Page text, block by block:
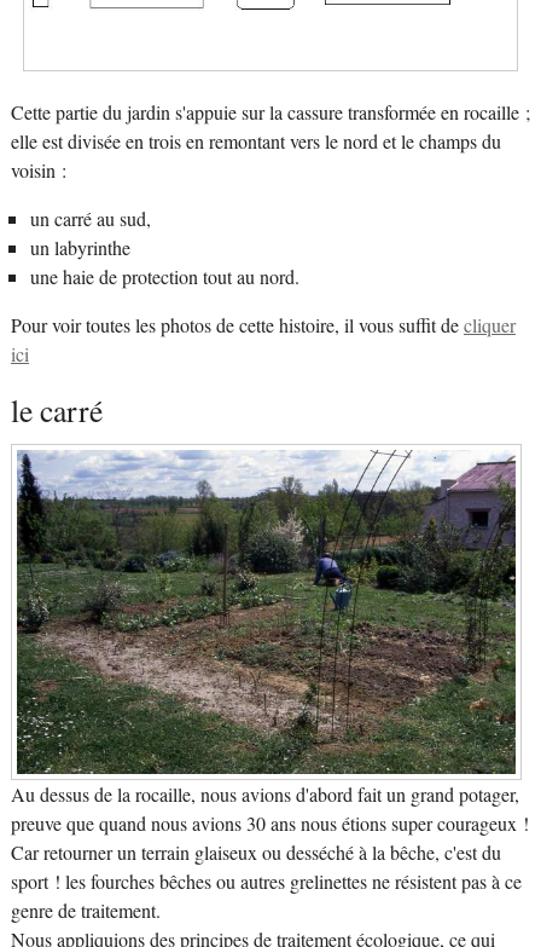
Cette partie du jardin s'appuie sur la cassure transformée en rocaille ;
elle est divisée en trois en remontant vers le nord et le champs du
voisin :
un carré au sud,
un labyrinthe
une haie de protection tout au nord.
Pour voir toutes les photos de cette histoire, il vous suffit decliquer
ici
le carré
Au dessus de la rocaille, nous avions d'abord fait un grand potager,
preuve que quand nous avions 30 ans nous étions super courageux !
Car retourner un terrain glaiseux ou desséché à la bêche, c'est du
sport ! les fourches bêches ou autres grelinettes ne résistent pas à ce
genre de traitement.
Nous appliquions des principes de traitement écologique, ce qui